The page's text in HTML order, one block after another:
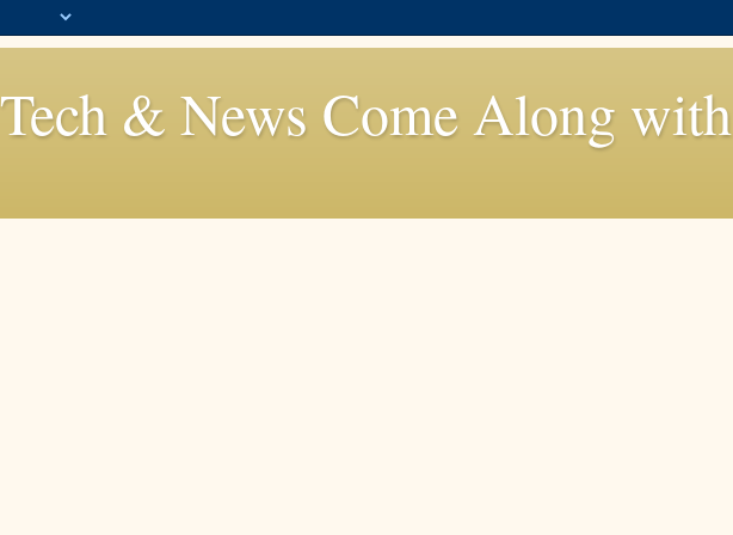
Tech & News Come Along